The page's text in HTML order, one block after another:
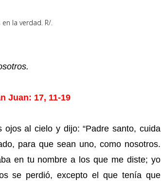
la verdad. R/.
Juan: 17, 11-19
al cielo y dijo: “Padre santo, cuida
para que sean uno, como nosotros.
en tu nombre a los que me diste; yo
se perdió, excepto el que tenía que